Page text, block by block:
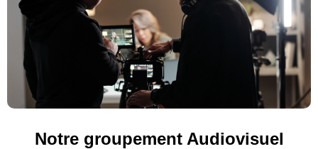
Notre groupement Audiovisuel